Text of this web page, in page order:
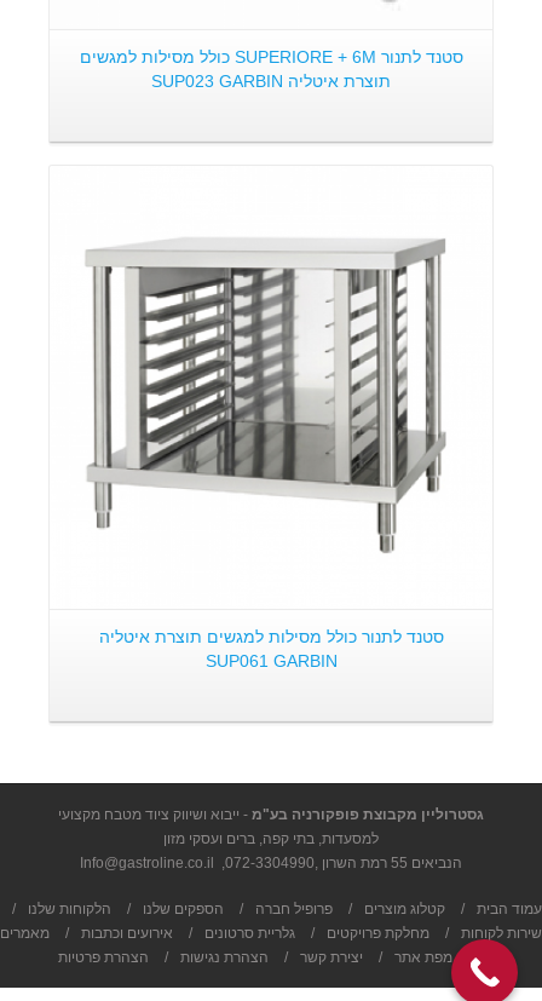
סטנד לתנור SUPERIORE + 6M כולל מסילות למגשים
תוצרת איטליה SUP023 GARBIN
פרטים:
סטנד לתנור כולל מסילות למגשים תוצרת איטליה
SUP061 GARBIN
גסטרוליין מקבוצת פופקורניה בע"מ - ייבוא ושיווק ציוד מטבח מקצועי
למסעדות, בתי קפה, ברים ועסקי מזון
הנביאים 55 רמת השרון ,
072-3304990
,
Info@gastroline.co.il
עמוד הבית / קטלוג מוצרים / פרופיל חברה / הספקים שלנו / הלקוחות שלנו
/
שירות לקוחות
/ מחלקת פרויקטים / גלריית סרטונים / אירועים וכתבות /
מאמרים
/
מפת אתר / יצירת קשר / הצהרת נגישות / הצהרת פרטיות